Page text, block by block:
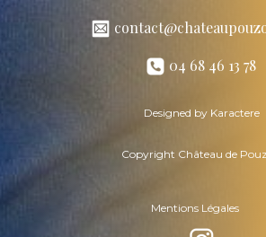
04 68 46 13 78
Designed by Karactere
Copyright Château de
Mentions Légales